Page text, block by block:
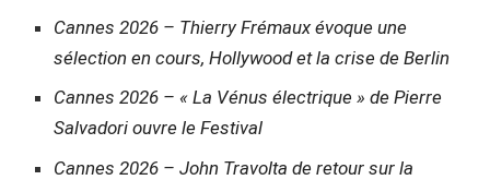
Cannes 2026 – Thierry Frémaux évoque une
sélection en cours, Hollywood et la crise de Berlin
Cannes 2026 – « La Vénus électrique » de Pierre
Salvadori ouvre le Festival
Cannes 2026 – John Travolta de retour sur la